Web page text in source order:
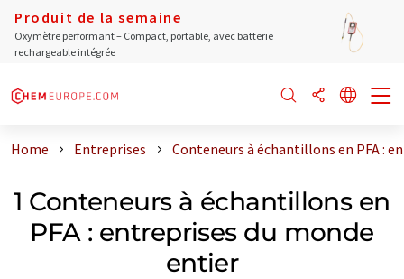
Produit de la semaine
Oxymètre performant – Compact, portable, avec batterie
rechargeable intégrée
Home Entreprises Conteneurs à échantillons en PFA :
1 Conteneurs à échantillons en
PFA : entreprises du monde
entier